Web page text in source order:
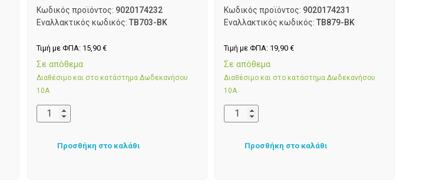
Κωδικός προϊόντος: 9020174232
Εναλλακτικός κωδικός: TB703-BK
Τιμή με ΦΠΑ: 15,90 €
Σε απόθεμα
Διαθέσιμο και στο κατάστημα Δωδεκανήσου
10Α
Προσθήκη στο καλάθι
Κωδικός προϊόντος: 9020174231
Εναλλακτικός κωδικός:TB879-BK
Τιμή με ΦΠΑ: 19,90€
Σε απόθεμα
Διαθέσιμο και στο κατάστημα Δωδεκανήσου
10Α
Προσθήκη στο καλάθι